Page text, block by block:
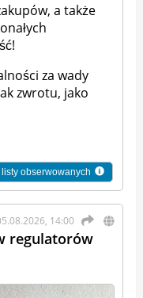
a także
za wady
zwrotu, jako
obserwowanych
14:00
regulatorów